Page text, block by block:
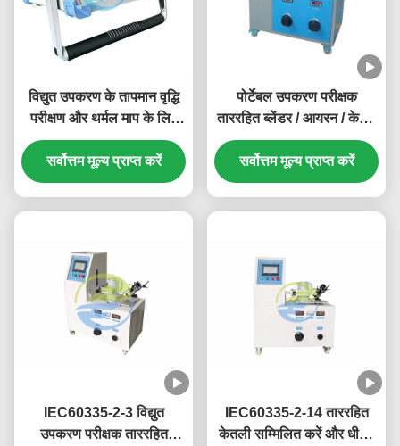
विद्युत उपकरण के तापमान वृद्धि
परीक्षण और थर्मल माप के लिए
बहु-चैनल तापमान परीक्षक
सर्वोत्तम मूल्य प्राप्त करें
पोर्टेबल उपकरण परीक्षक
ताररहित ब्लेंडर / आयरन / केटल
सम्मिलित करें और धीरज परीक्षण
करें
सर्वोत्तम मूल्य प्राप्त करें
IEC60335-2-3 विद्युत
उपकरण परीक्षक ताररहित
IEC60335-2-14 ताररहित
केतली सम्मिलित करें और धीरज